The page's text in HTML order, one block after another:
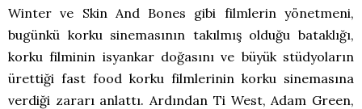
Winter ve Skin And Bones gibi filmlerin yönetmeni,
bugünkü korku sinemasının takılmış olduğu bataklığı,
korku filminin isyankar doğasını ve büyük stüdyoların
ürettiği fast food korku filmlerinin korku sinemasına
verdiği zararı anlattı. Ardından Ti West, Adam Green,